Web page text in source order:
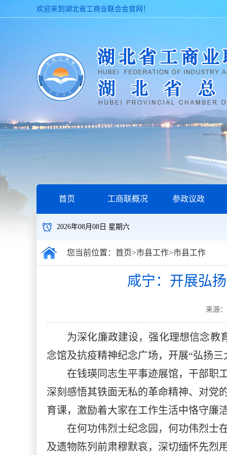
欢迎来到湖北省工商业联合会官网！
首页 工商联概况 参政议政
2026年08月08日 星期六
您当前位置： 首页>市县工作>市县工作
咸宁：开展弘
来源
为深化廉政建设，强化理想信念教
念馆及抗疫精神纪念广场，开展“弘扬
在钱瑛同志生平事迹展馆，干部职
深刻感悟其铁面无私的革命精神、对党
育课，激励着大家在工作生活中恪守廉
在何功伟烈士纪念园，何功伟烈士
及遗物陈列前肃穆默哀，深切缅怀先烈